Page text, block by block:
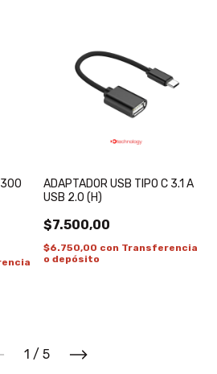
300
ADAPTADOR USB TIPO C 3.1 A
USB 2.0 (H)
$7.500,00
$6.750,00 con Transferencia
o depósito
1 / 5